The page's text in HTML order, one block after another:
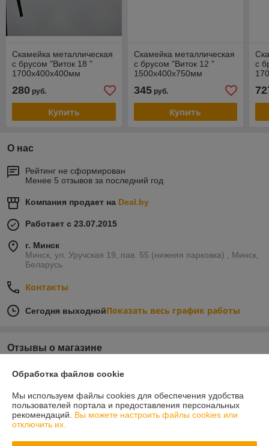
Скамейка металлическая
с брусом "Виток 18 "
1700х400х400мм
280 руб.
Купить
Скамейка металлическая
с брусом "Виток 12 "
1500х400х750мм
345руб.
Купить
с
О нас
Рейтинг не сформирован
Менее 5 отзывов за последний год
Компания продает на Deal.by
Работает с 23.07.2015
г. Минск
Минск, ул. Уручская 19, пав. 55 (нижняя парковка) , Минск,
Беларусь
Контакты
Сегодня выходнойПоказать весь график работы
Отзывы о магазине
21 отзыва за всё время
19.07.2026
Поляков Кирилл
Отлично
Обработка файлов cookie
Мы используем файлы cookies для обеспечения удобства
пользователей портала и предоставления персональных
рекомендаций. Вы можете настроить файлы cookies или
отключить их.